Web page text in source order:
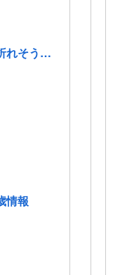
れそう…
情報